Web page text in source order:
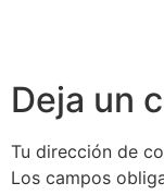
Deja un
Tu dirección de
Los campos